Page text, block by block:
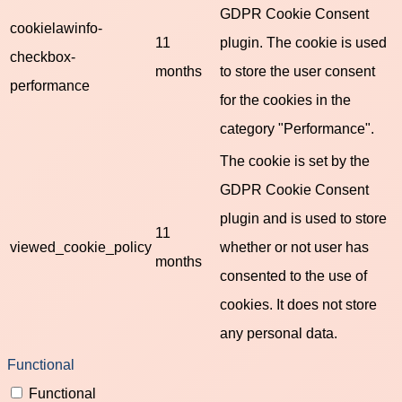
cookielawinfo-
checkbox-
performance
11
months
GDPR Cookie Consent
plugin. The cookie is used
to store the user consent
for the cookies in the
category "Performance".
viewed_cookie_policy
11
months
The cookie is set by the
GDPR Cookie Consent
plugin and is used to store
whether or not user has
consented to the use of
cookies. It does not store
any personal data.
Functional
Functional